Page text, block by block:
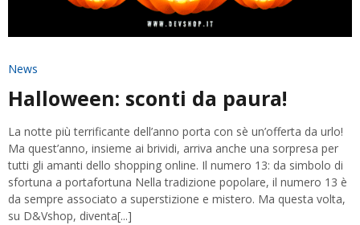
News
Halloween: sconti da paura!
La notte più terrificante dell’anno porta con sè un’offerta da urlo!
Ma quest’anno, insieme ai brividi, arriva anche una sorpresa per
tutti gli amanti dello shopping online. Il numero 13: da simbolo di
sfortuna a portafortuna Nella tradizione popolare, il numero 13 è
da sempre associato a superstizione e mistero. Ma questa volta,
su D&Vshop, diventa[...]